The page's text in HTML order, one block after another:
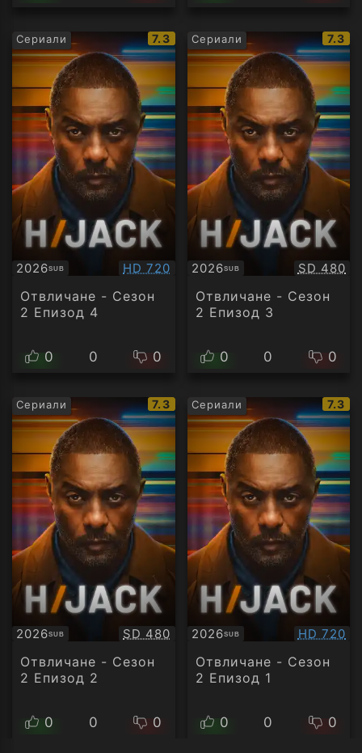
Сериали
IMDb
рейтинг:
7.3
2026SUB
Субтитри Качество:
HD 720
Отвличане - Сезон
2 Епизод 4
0 0 0
Сериали
IMDb
7.3
2026SUB
Субтитри SD 480
Отвличане - Сезон
2 Епизод 3
0 0 0
Сериали
IMDb
рейтинг:
7.3
2026SUB
Субтитри Качество:
SD 480
Отвличане - Сезон
2 Епизод 2
0 0 0
Сериали
IMDb
7.3
2026SUB
Субтитри HD 720
Отвличане - Сезон
2 Епизод 1
0 0 0